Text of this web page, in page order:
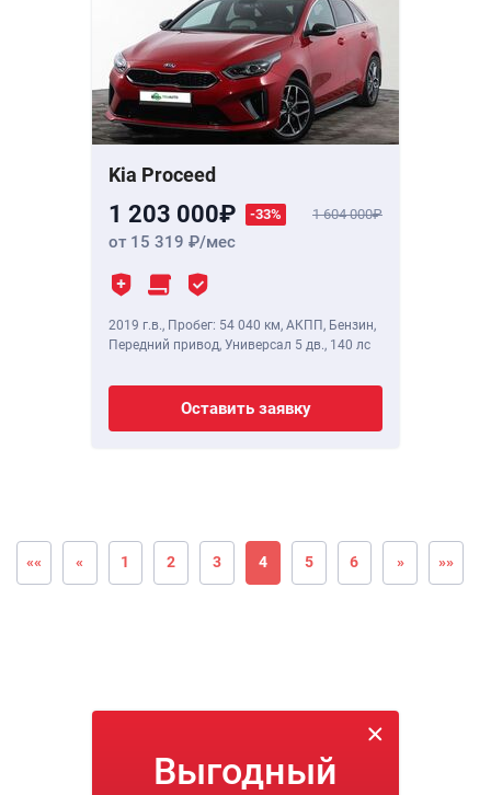
Kia Proceed
1 203 000 -33% 1 604 000
от 15 319 /мес
2019 г.в., Пробег: 54 040 км, АКПП, Бензин,
Передний привод, Универсал 5 дв., 140 лс
Оставить заявку
«« « 1 2 3 4 5 6 » »»
Выгодный